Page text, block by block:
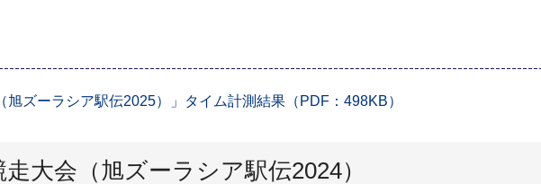
旭ズーラシア駅伝2025）」タイム計測結果（PDF：498KB）
大会（旭ズーラシア駅伝2024）